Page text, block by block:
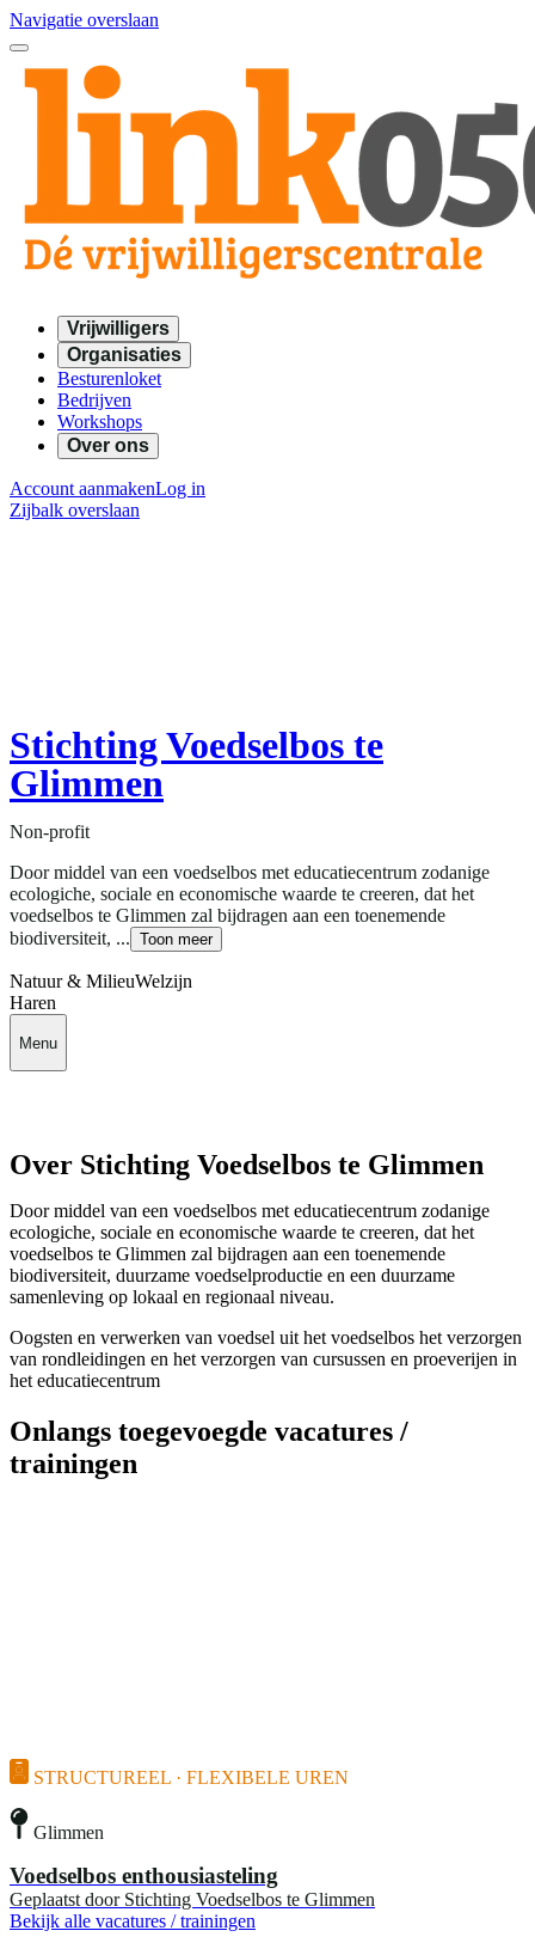
Navigatie overslaan
Vrijwilligers
Organisaties
Besturenloket
Bedrijven
Workshops
Over ons
Account aanmakenLog in
Zijbalk overslaan
Stichting Voedselbos te
Glimmen
Non-profit
Door middel van een voedselbos met educatiecentrum zodanige
ecologiche, sociale en economische waarde te creeren, dat het
voedselbos te Glimmen zal bijdragen aan een toenemende
biodiversiteit, ... Toon meer
Natuur & MilieuWelzijn
Haren
Menu
Over Stichting Voedselbos te Glimmen
Door middel van een voedselbos met educatiecentrum zodanige
ecologiche, sociale en economische waarde te creeren, dat het
voedselbos te Glimmen zal bijdragen aan een toenemende
biodiversiteit, duurzame voedselproductie en een duurzame
samenleving op lokaal en regionaal niveau.
Oogsten en verwerken van voedsel uit het voedselbos het verzorgen
van rondleidingen en het verzorgen van cursussen en proeverijen in
het educatiecentrum
Onlangs toegevoegde vacatures /
trainingen
STRUCTUREEL · FLEXIBELE UREN
Glimmen
Voedselbos enthousiasteling
Geplaatst door Stichting Voedselbos te Glimmen
Bekijk alle vacatures / trainingen